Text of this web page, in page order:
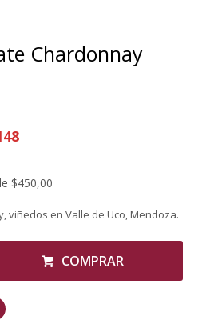
Chardonnay
$450,00
viñedos en Valle de Uco, Mendoza.
COMPRAR